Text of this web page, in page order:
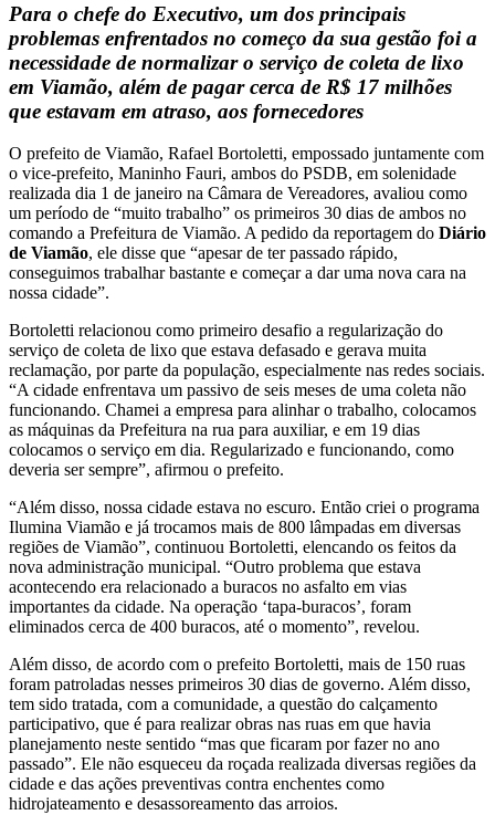
Para o chefe do Executivo, um dos principais
problemas enfrentados no começo da sua gestão foi a
necessidade de normalizar o serviço de coleta de lixo
em Viamão, além de pagar cerca de R$ 17 milhões
que estavam em atraso, aos fornecedores
O prefeito de Viamão, Rafael Bortoletti, empossado juntamente com
o vice-prefeito, Maninho Fauri, ambos do PSDB, em solenidade
realizada dia 1 de janeiro na Câmara de Vereadores, avaliou como
um período de “muito trabalho” os primeiros 30 dias de ambos no
comando a Prefeitura de Viamão. A pedido da reportagem do Diário
de Viamão, ele disse que “apesar de ter passado rápido,
conseguimos trabalhar bastante e começar a dar uma nova cara na
nossa cidade”.
Bortoletti relacionou como primeiro desafio a regularização do
serviço de coleta de lixo que estava defasado e gerava muita
reclamação, por parte da população, especialmente nas redes sociais.
“A cidade enfrentava um passivo de seis meses de uma coleta não
funcionando. Chamei a empresa para alinhar o trabalho, colocamos
as máquinas da Prefeitura na rua para auxiliar, e em 19 dias
colocamos o serviço em dia. Regularizado e funcionando, como
deveria ser sempre”, afirmou o prefeito.
“Além disso, nossa cidade estava no escuro. Então criei o programa
Ilumina Viamão e já trocamos mais de 800 lâmpadas em diversas
regiões de Viamão”, continuou Bortoletti, elencando os feitos da
nova administração municipal. “Outro problema que estava
acontecendo era relacionado a buracos no asfalto em vias
importantes da cidade. Na operação ‘tapa-buracos’, foram
eliminados cerca de 400 buracos, até o momento”, revelou.
Além disso, de acordo com o prefeito Bortoletti, mais de 150 ruas
foram patroladas nesses primeiros 30 dias de governo. Além disso,
tem sido tratada, com a comunidade, a questão do calçamento
participativo, que é para realizar obras nas ruas em que havia
planejamento neste sentido “mas que ficaram por fazer no ano
passado”. Ele não esqueceu da roçada realizada diversas regiões da
cidade e das ações preventivas contra enchentes como
hidrojateamento e desassoreamento das arroios.